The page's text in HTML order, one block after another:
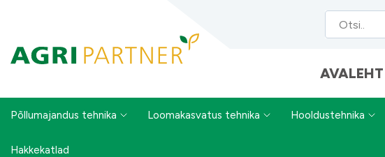
AVALEHT
Põllumajandus tehnika Loomakasvatus tehnika Hooldustehnika
Hakkekatlad